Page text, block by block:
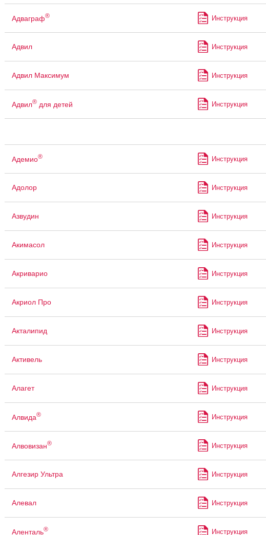
Адваграф® Инструкция
Адвил Инструкция
Адвил Максимум Инструкция
Адвил®для детей Инструкция
Адемио® Инструкция
Адолор Инструкция
Азвудин Инструкция
Акимасол Инструкция
Акриварио Инструкция
Акриол Про Инструкция
Акталипид Инструкция
Активель Инструкция
Алагет Инструкция
Алвида® Инструкция
Алвовизан® Инструкция
Алгезир Ультра Инструкция
Алевал Инструкция
Аленталь® Инструкция